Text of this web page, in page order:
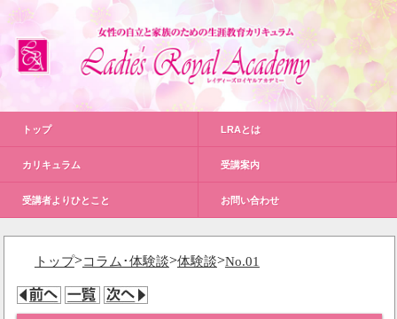
トップ LRAとは
カリキュラム 受講案内
受講者よりひとこと お問い合わせ
トップ>コラム･体験談>体験談>No.01